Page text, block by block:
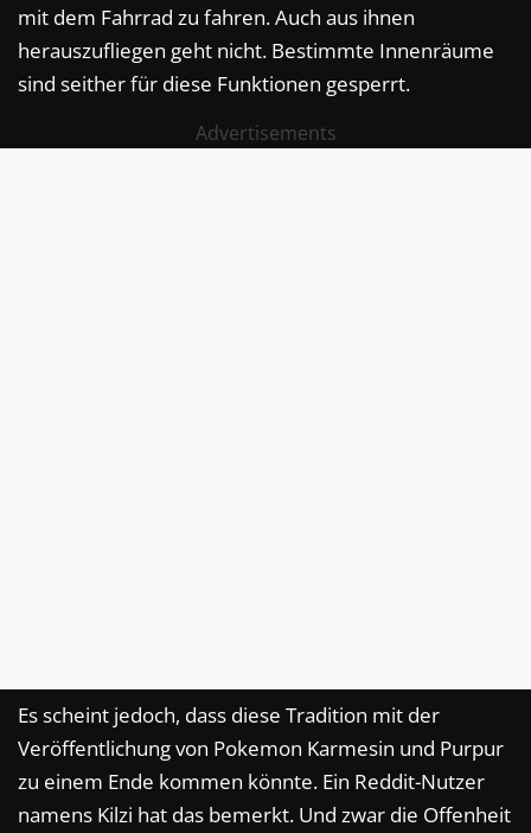
mit dem Fahrrad zu fahren. Auch aus ihnen
herauszufliegen geht nicht. Bestimmte Innenräume
sind seither für diese Funktionen gesperrt.
Advertisements
Es scheint jedoch, dass diese Tradition mit der
Veröffentlichung von Pokemon Karmesin und Purpur
zu einem Ende kommen könnte. Ein Reddit-Nutzer
namens Kilzi hat das bemerkt. Und zwar die Offenheit